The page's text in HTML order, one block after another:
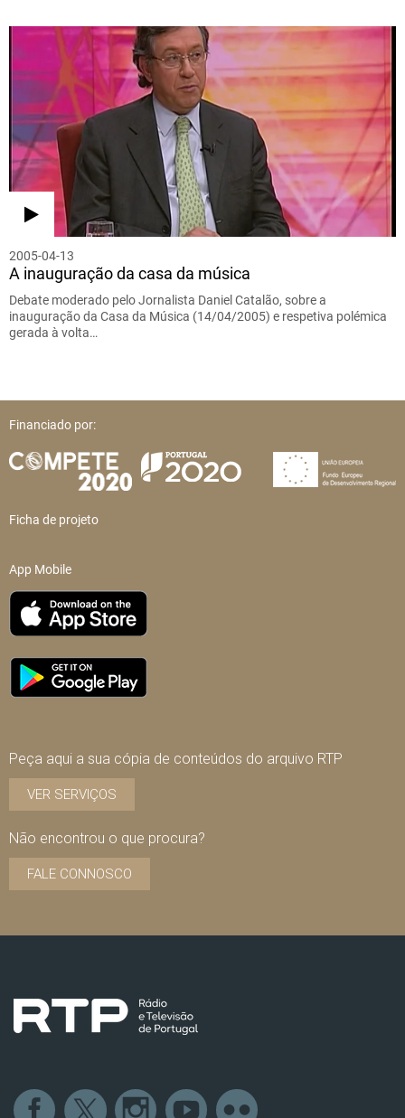
2005-04-13
A inauguração da casa da música
Debate moderado pelo Jornalista Daniel Catalão, sobre a
inauguração da Casa da Música (14/04/2005) e respetiva polémica
gerada à volta…
Financiado por:
Ficha de projeto
App Mobile
Peça aqui a sua cópia de conteúdos do arquivo RTP
VER SERVIÇOS
Não encontrou o que procura?
FALE CONNOSCO